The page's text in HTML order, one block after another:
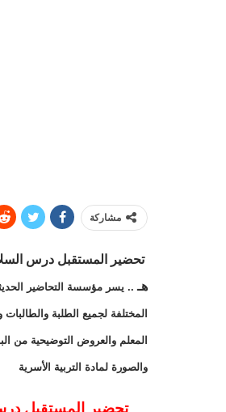
مشاركة
هـ .. يسر مؤسسة التحاضير
المختلفة لجميع الطلبة
المعلم والعروض التوضيحية من
والصورة لمادة التربية الأسرية
تحضير المستقبل درس